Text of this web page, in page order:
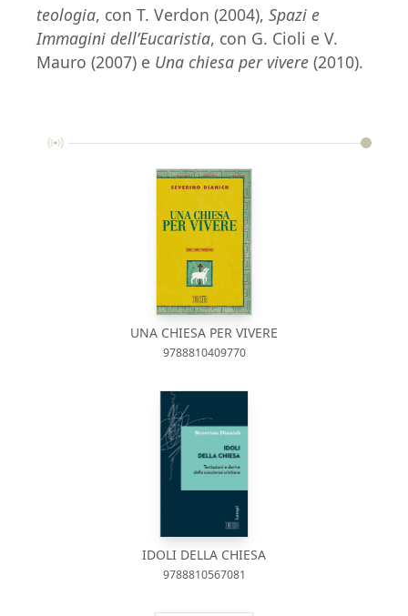
teologia, con T. Verdon (2004), Spazi e
Immagini dell’Eucaristia, con G. Cioli e V.
Mauro (2007) e Una chiesa per vivere (2010).
UNA CHIESA PER VIVERE
9788810409770
IDOLI DELLA CHIESA
9788810567081